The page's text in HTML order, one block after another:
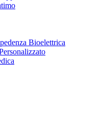
Bioelettrica